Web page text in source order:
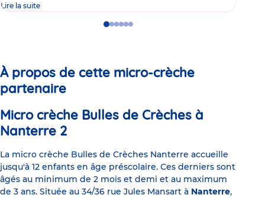
Lire la suite
GoGoGoGo
GoGo
À propos de cette micro-crèche
partenaire
Micro crèche Bulles de Crèches à
Nanterre 2
La micro crèche Bulles de Crèches Nanterre accueille
jusqu'à 12 enfants en âge préscolaire. Ces derniers sont
âgés au minimum de 2 mois et demi et au maximum
de 3 ans. Située au 34/36 rue Jules Mansart à Nanterre,